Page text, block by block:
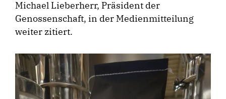
Michael Lieberherr, Präsident der
Genossenschaft, in der Medienmitteilung
weiter zitiert.